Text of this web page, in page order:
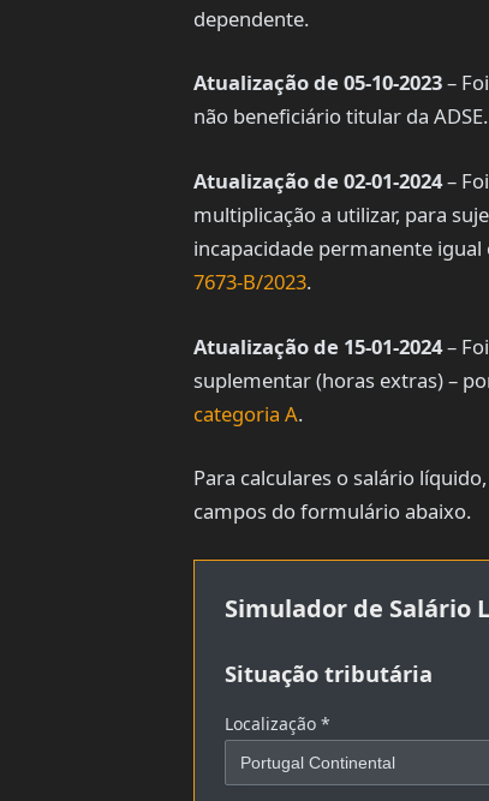
dependente.
Atualização de 05-10-2023–
não beneficiário titular da ADSE.
Atualização de 02-01-2024–
multiplicação a utilizar, para
incapacidade permanente
7673-B/2023.
Atualização de 15-01-2024–
suplementar (horas extras) –
categoria A.
Para calculares o salário
campos do formulário abaixo.
Simulador de Salário
Situação tributária
Localização *